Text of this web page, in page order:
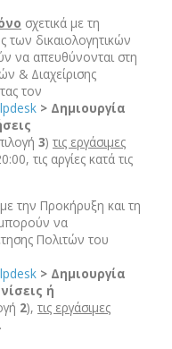
σχετικά με τη
των δικαιολογητικών
να απευθύνονται στη
& Διαχείρισης
τον
> Δημιουργία
3) τις εργάσιμες
τις αργίες κατά τις
με την Προκήρυξη και τη
να
Πολιτών του
> Δημιουργία
ή
2), τις εργάσιμες